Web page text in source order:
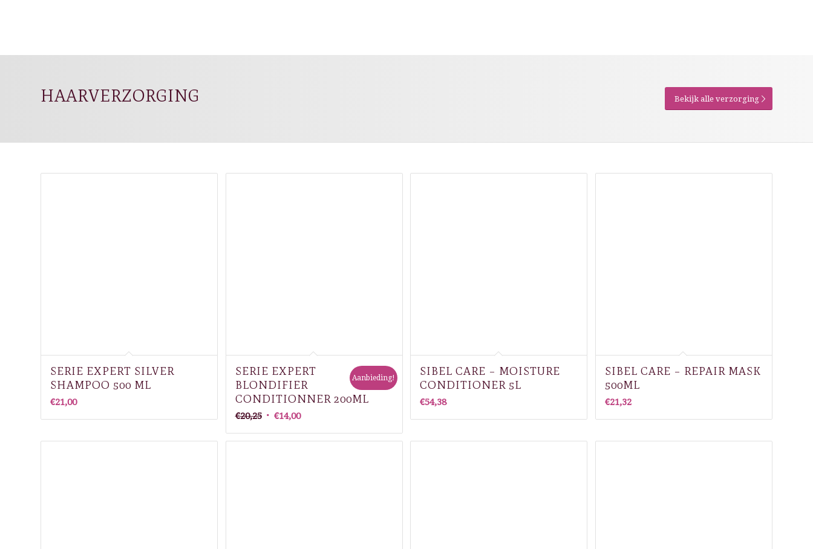
HAARVERZORGING Bekijk alle verzorging
SERIE EXPERT SILVER
SHAMPOO 500 ML
€21,00
SERIE EXPERT
BLONDIFIER
CONDITIONNER 200ML
€20,25 Oorspronkelijke
was:
€14,00Huidige
is:
Aanbieding!
SIBEL CARE – MOISTURE
CONDITIONER 5L
€54,38
SIBEL CARE – REPAIR MASK
500ML
€21,32